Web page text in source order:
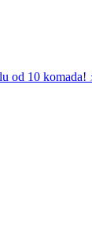
od 10 komada!